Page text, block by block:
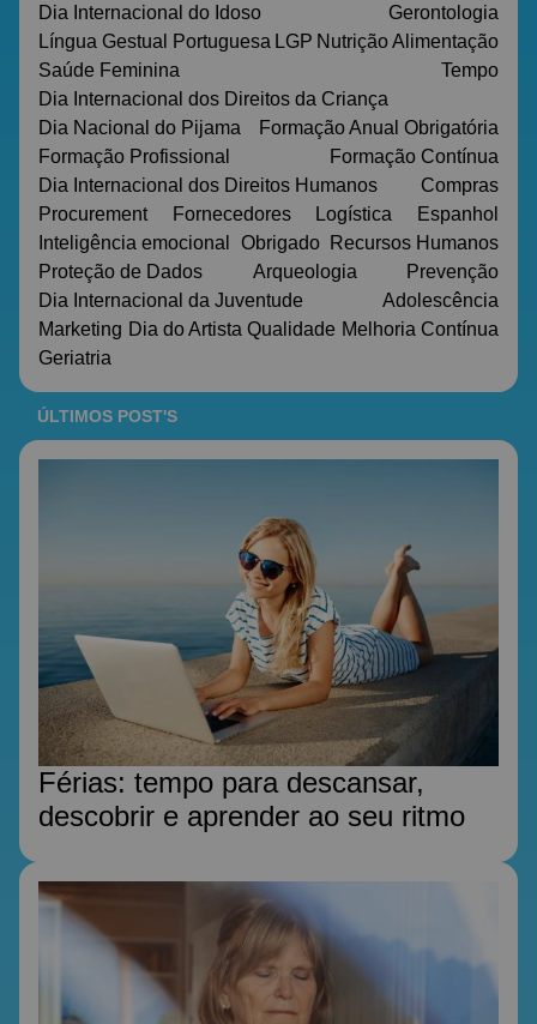
Dia Internacional do Idoso
Gerontologia
Língua Gestual Portuguesa LGP NutriçãoAlimentação
Saúde Feminina
Tempo
Dia Internacional dos Direitos da Criança
Dia Nacional do Pijama
Formação Anual Obrigatória
Formação Profissional
Formação Contínua
Dia Internacional dos Direitos Humanos
Compras
Procurement
Fornecedores Logística
Espanhol
Inteligência emocional
Obrigado
Recursos Humanos
Proteção de Dados
Arqueologia
Prevenção
Dia Internacional da Juventude
Adolescência
Marketing Dia do Artista Qualidade Melhoria Contínua
Geriatria
ÚLTIMOS POST'S
Férias: tempo para descansar,
descobrir e aprender ao seu ritmo